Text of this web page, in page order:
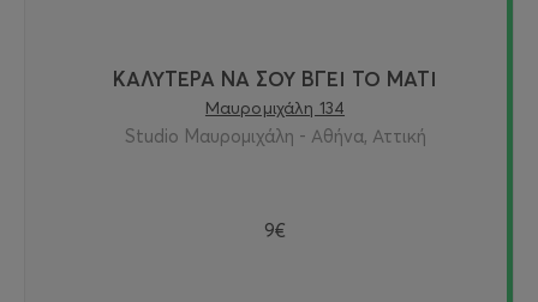
ΚΑΛΥΤΕΡΑ ΝΑ ΣΟΥ ΒΓΕΙ ΤΟ ΜΑΤΙ
Μαυρομιχάλη 134
Studio Μαυρομιχάλη - Αθήνα, Αττική
9€